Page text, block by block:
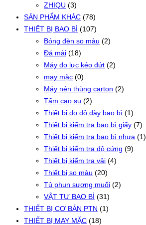
ZHIQU (3)
SẢN PHẨM KHÁC (78)
THIẾT BỊ BAO BÌ (107)
Bóng đèn so màu (2)
Đá mài (18)
Máy đo lực kéo đứt (2)
may mặc (0)
Máy nén thùng carton (2)
Tấm cao su (2)
Thiết bị đo độ dày bao bì (1)
Thiết bị kiểm tra bao bì giấy (7)
Thiết bị kiểm tra bao bì nhựa (1)
Thiết bị kiểm tra độ cứng (9)
Thiết bị kiểm tra vải (4)
Thiết bị so màu (20)
Tủ phun sương muối (2)
VẬT TƯ BAO BÌ (31)
THIẾT BỊ CƠ BẢN PTN (1)
THIẾT BỊ MAY MẶC (18)